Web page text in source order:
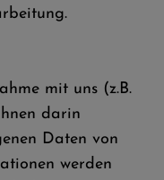
mit uns (z.B.
darin
Daten von
werden